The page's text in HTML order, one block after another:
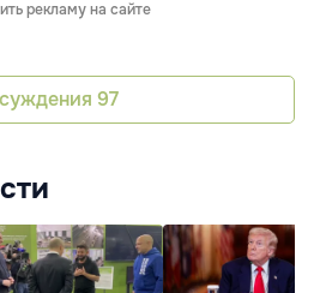
рекламу на сайте
97